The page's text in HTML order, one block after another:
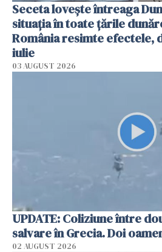
Seceta lovește întreaga
situația în toate țările
România resimte efectele,
iulie
03 AUGUST 2026
UPDATE: Coliziune între
salvare în Grecia. Doi
02 AUGUST 2026